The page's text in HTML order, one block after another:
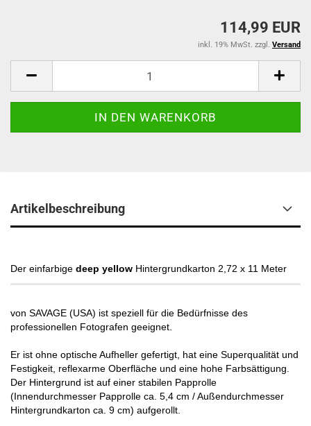
114,99 EUR
inkl. 19% MwSt. zzgl. Versand
Artikelbeschreibung
Der einfarbige deep yellow Hintergrundkarton 2,72 x 11 Meter
von SAVAGE (USA) ist speziell für die Bedürfnisse des
professionellen Fotografen geeignet.
Er ist ohne optische Aufheller gefertigt, hat eine Superqualität und
Festigkeit, reflexarme Oberfläche und eine hohe Farbsättigung.
Der Hintergrund ist auf einer stabilen Papprolle
(Innendurchmesser Papprolle ca. 5,4 cm / Außendurchmesser
Hintergrundkarton ca. 9 cm) aufgerollt.